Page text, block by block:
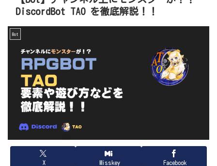
DiscordBot TAO を徹底解説！！
Bot
X Misskey Facebook